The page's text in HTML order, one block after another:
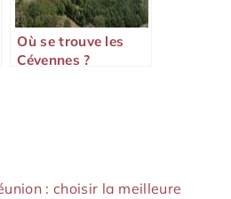
Où se trouve les
Cévennes ?
: choisir la meilleure